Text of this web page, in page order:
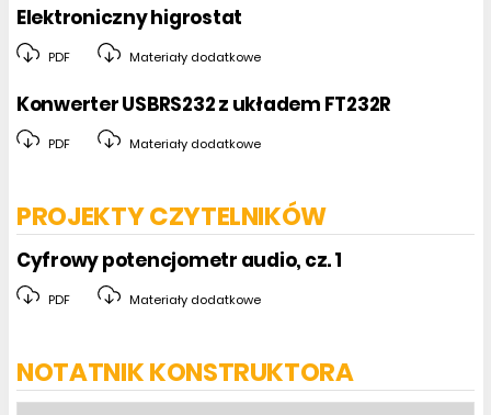
Elektroniczny higrostat
PDF Materiały dodatkowe
Konwerter USBRS232 z układem FT232R
PDF Materiały dodatkowe
PROJEKTY CZYTELNIKÓW
Cyfrowy potencjometr audio, cz. 1
PDF Materiały dodatkowe
NOTATNIK KONSTRUKTORA